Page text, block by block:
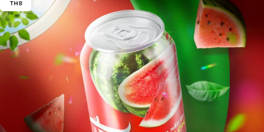
TH8